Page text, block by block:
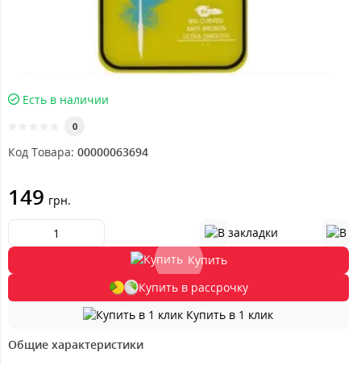
Есть в наличии
0
Код Товара: 00000063694
149 грн.
Купить
Купить в рассрочку
Купить в 1 клик
Общие характеристики